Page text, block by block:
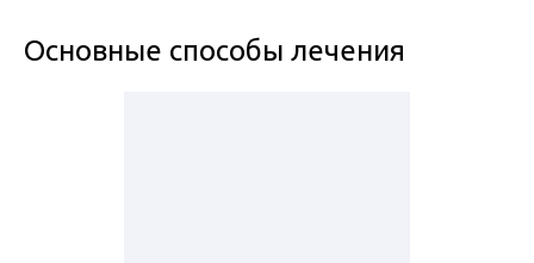
Основные способы лечения